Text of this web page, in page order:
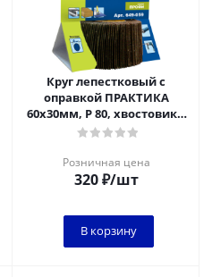
Круг лепестковый с
оправкой ПРАКТИКА
60х30мм, P 80, хвостовик 6
мм, серия Профи
Розничная цена
320₽/шт
В корзину